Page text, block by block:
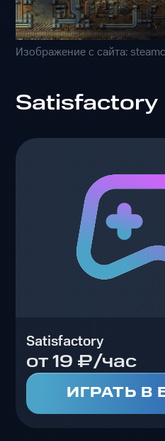
Изображение с сайта:
Satisfactory
Satisfactory
от 19 ₽/час
ИГРАТЬ В